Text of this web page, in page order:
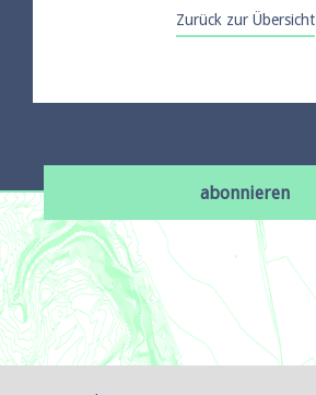
Zurück zur Übersicht
abonnieren